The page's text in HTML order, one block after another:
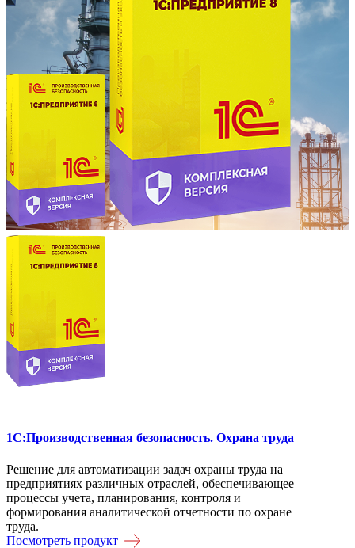
1C:Производственная безопасность. Охрана труда
Решение для автоматизации задач охраны труда на
предприятиях различных отраслей, обеспечивающее
процессы учета, планирования, контроля и
формирования аналитической отчетности по охране
труда.
Посмотреть продукт